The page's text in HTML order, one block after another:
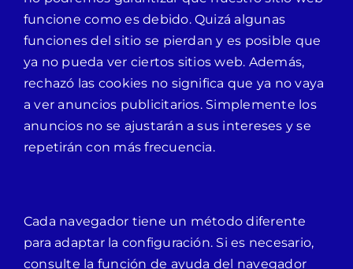
funcione como es debido. Quizá algunas
funciones del sitio se pierdan y es posible que
ya no pueda ver ciertos sitios web. Además,
rechazó las cookies no significa que ya no vaya
a ver anuncios publicitarios. Simplemente los
anuncios no se ajustarán a sus intereses y se
repetirán con más frecuencia.
Cada navegador tiene un método diferente
para adaptar la configuración. Si es necesario,
consulte la función de ayuda del navegador